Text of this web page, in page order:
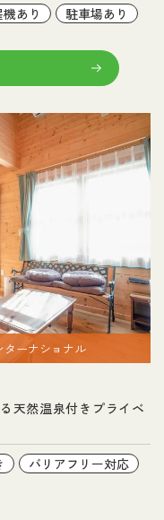
あり 駐車場あり
ーナショナル
天然温泉付きプライベ
バリアフリー対応